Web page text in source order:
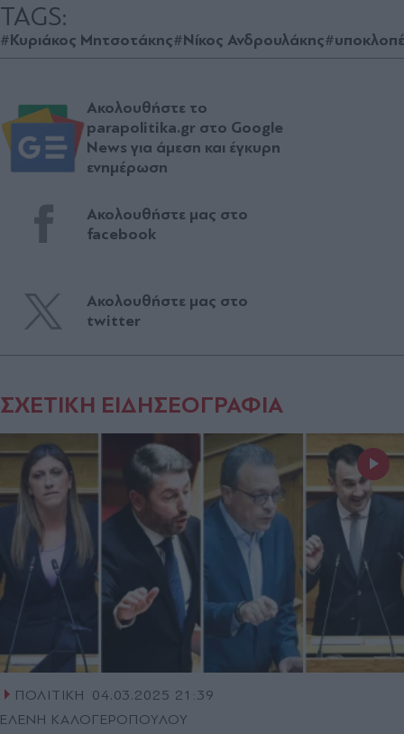
TAGS:
#Κυριάκος Μητσοτάκης#Νίκος Ανδρουλάκης
Ακολουθήστε το
parapolitika.gr στο Google
News για άμεση και έγκυρη
ενημέρωση
Ακολουθήστε μας στο
facebook
Ακολουθήστε μας στο
twitter
ΣΧΕΤΙΚΗ ΕΙΔΗΣΕΟΓΡΑΦΙΑ
ΠΟΛΙΤΙΚΗ
04.03.2025 21:39
ΕΛΕΝΗ ΚΑΛΟΓΕΡΟΠΟΥΛΟΥ